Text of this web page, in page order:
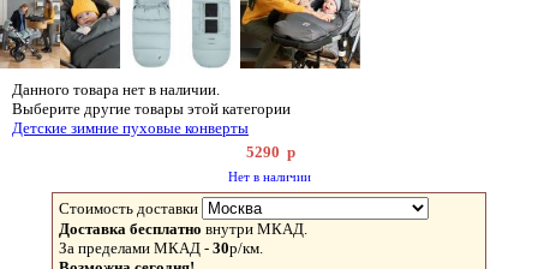
Данного товара нет в наличии.
Выберите другие товары этой категории
Детские зимние пуховые конверты
5290 р
Нет в наличии
Стоимость доставки
Доставка бесплатно внутри МКАД.
За пределами МКАД - 30р/км.